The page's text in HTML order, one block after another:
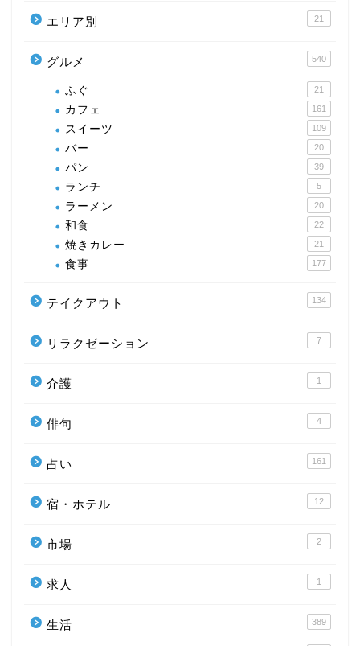
エリア別 21
グルメ 540
ふぐ 21
カフェ 161
スイーツ 109
バー 20
パン 39
ランチ 5
ラーメン 20
和食 22
焼きカレー 21
食事 177
テイクアウト 134
リラクゼーション 7
介護 1
俳句 4
占い 161
宿・ホテル 12
市場 2
求人 1
生活 389